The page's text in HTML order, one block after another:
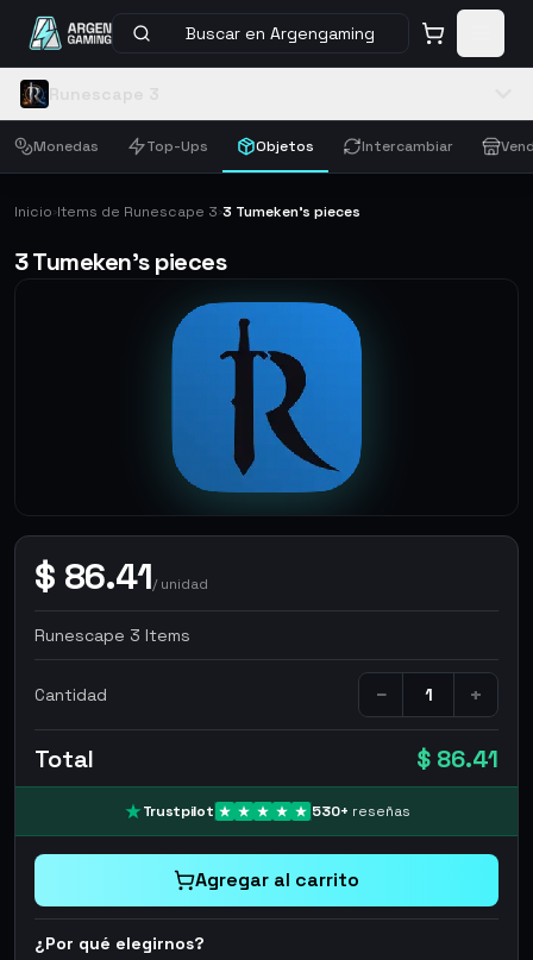
Buscar en Argengaming
Monedas Top-Ups Objetos Intercambiar
Inicio›Items de Runescape 3›3 Tumeken's pieces
3 Tumeken's pieces
$ 86.41/unidad
Runescape 3 Items
Cantidad − +
Total $ 86.41
Trustpilot 530+ reseñas
Agregar al carrito
¿Por qué elegirnos?